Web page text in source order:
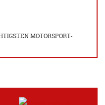
MOTORSPORT-